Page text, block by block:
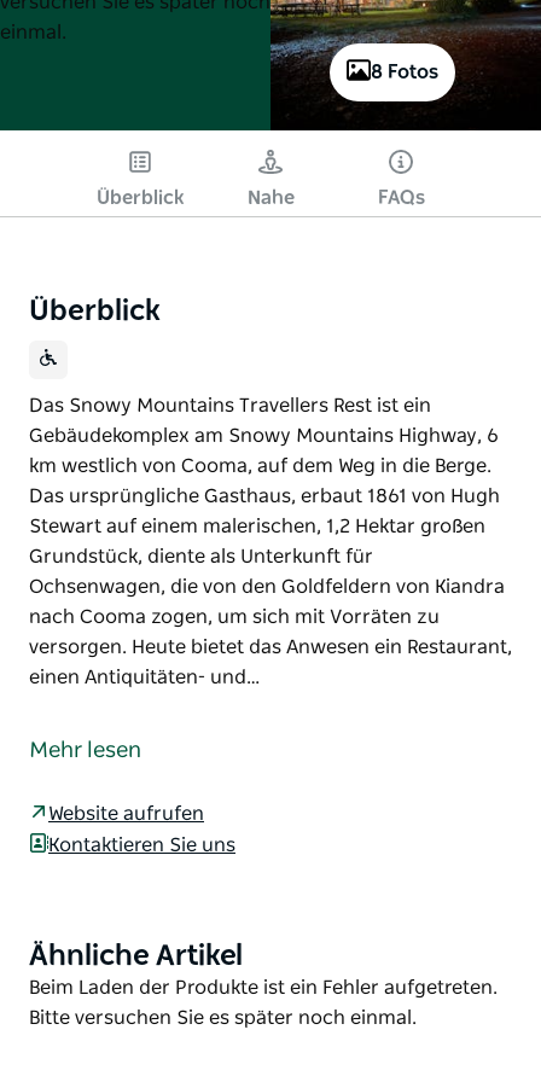
8 Fotos
einmal.
Überblick Nahe FAQs
Überblick
Das Snowy Mountains Travellers Rest ist ein
Gebäudekomplex am Snowy Mountains Highway, 6
km westlich von Cooma, auf dem Weg in die Berge.
Das ursprüngliche Gasthaus, erbaut 1861 von Hugh
Stewart auf einem malerischen, 1,2 Hektar großen
Grundstück, diente als Unterkunft für
Ochsenwagen, die von den Goldfeldern von Kiandra
nach Cooma zogen, um sich mit Vorräten zu
versorgen. Heute bietet das Anwesen ein Restaurant,
einen Antiquitäten- und…
Gebäudekomplex am Snowy Mountains Highway, 6
Das ursprüngliche Gasthaus, erbaut 1861 von Hugh
Stewart auf einem malerischen, 1,2 Hektar großen
versorgen.
Heute bietet das Anwesen ein Restaurant, einen
Antiquitäten- und Souvenirladen, einen
Mehr lesen
Website aufrufen
Kontaktieren Sie uns
Product
List
Ähnliche Artikel
Product
List
Beim Laden der Produkte ist ein Fehler aufgetreten.
Bitte versuchen Sie es später noch einmal.